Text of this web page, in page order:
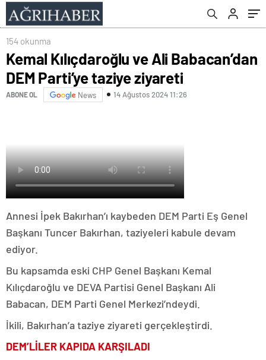
154 okunma
Kemal Kılıçdaroğlu ve Ali Babacan’dan
DEM Parti’ye taziye ziyareti
ABONE OL News 14 Ağustos 2024 11:26
Annesi İpek Bakırhan’ı kaybeden DEM Parti Eş Genel
Başkanı Tuncer Bakırhan, taziyeleri kabule devam
ediyor.
Bu kapsamda eski CHP Genel Başkanı Kemal
Kılıçdaroğlu ve DEVA Partisi Genel Başkanı Ali
Babacan, DEM Parti Genel Merkezi’ndeydi.
İkili, Bakırhan’a taziye ziyareti gerçekleştirdi.
DEM’LİLER KAPIDA KARŞILADI